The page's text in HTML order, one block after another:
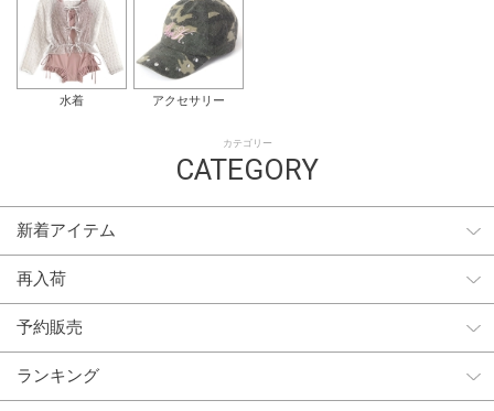
水着 アクセサリー
カテゴリー
CATEGORY
新着アイテム
再入荷
予約販売
ランキング